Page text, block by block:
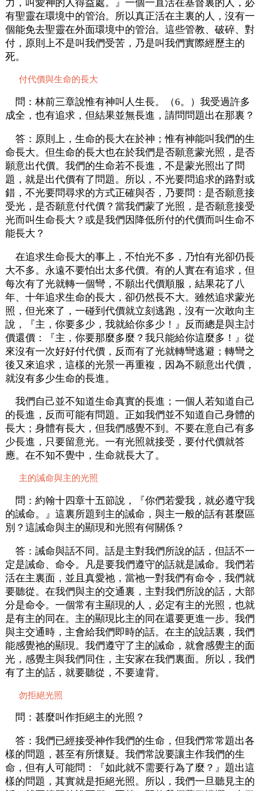
力，叫愛神的人得益處。』一個一直活在基督裏的人，必
有聖靈在環境中的管治。所以真正活在主裏的人，沒有一
個能免去聖靈在外面環境中的管治。這些管教、破碎、對
付，原則上不是叫我們受苦，乃是叫我們實際經歷主的
死。
付代價與生命的長大
問：林前三章說惟有神叫人生長。（6。）我受過許多
成全，也有追求，但結果並無長進，請問問題出在那裏？
答：原則上，生命的長大在於神；惟有神能叫我們的生
命長大。但生命的長大也在於我們是否願意蒙光照，是否
願意出代價。我們的生命若不長進，不是蒙光照出了問
題，就是出代價有了問題。所以，不光要問追求的路對或
錯，不光要問尋求的方式正確與否，乃要問：是否願意接
受光，是否願意付代價？當我們蒙了光照，是否願意接受
光而叫生命長大？或是我們因降低所付的代價而叫生命不
能長大？
在追求生命長大的事上，不怕光不多，乃怕有光卻仍長
大不多。永遠不要怕出太多代價。有的人實在有追求，但
每次有了光就轉一個彎，不願出代價順服，結果花了八
年、十年追求生命的長大，卻仍然長不大。雖然追求蒙光
照，但光來了，一碰到代價就立刻逃跑，沒有一次敢向主
說，『主，你要多少，我就給你多少！』反而總是與主討
價還價：『主，你要那麼多麼？我只能給你這麼多！』從
來沒有一次好好付代價，反而有了光就轉彎逃避；轉彎之
後又來追求，這樣的光景一再重複，因為不願意出代價，
就沒有多少生命的長進。
我們自己並不知道生命真實的長進；一個人若知道自己
的長進，反而可能有問題。正如我們並不知道自己身體的
長大；身體有長大，但我們感覺不到。不要在意自己有多
少長進，只要留意光。一有光照就接受，要付代價就答
應。在不知不覺中，生命就長大了。
主的誡命與主的光照
問：約翰十四章十五節說，『你們若愛我，就必遵守我
的誡命。』這裏所題到主的誡命，與主一般的話有甚麼區
別？這誡命與主的顯現和光照有何關係？
答：誡命與話不同。話是主對我們所說的話，但話不一
定是誡命、命令。凡是要我們遵守的話就是誡命。我們若
活在主裏面，並且真愛祂，當祂一對我們有命令，我們就
要聽從。在我們與主的交通裏，主對我們所說的話，大部
分是命令。一個常有主顯現的人，必定有主的光照，也就
是有主的同在。主的顯現比主的同在還要更進一步。我們
與主交通時，主會給我們即時的話。在主的說話裏，我們
能感覺祂的顯現。我們遵守了主的誡命，就會感覺主的面
光，感覺主與我們同住，主安家在我們裏面。所以，我們
有了主的話，就要聽從，不要違背。
勿拒絕光照
問：甚麼叫作拒絕主的光照？
答：我們已經接受神作我們的生命，但我們常常題出各
樣的問題，甚至有所懷疑。我們常說要讓主作我們的生
命，但有人可能問：『如此就不需要行為了麼？』題出這
樣的問題，其實就是拒絕光照。所以，我們一旦聽見主的